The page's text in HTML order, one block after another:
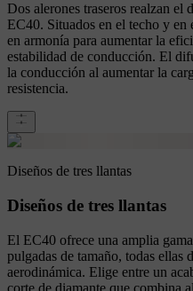
Dos alerones traseros realzan el
EC40. Situados en el techo y en
en armonía para aumentar la
estabilidad de conducción. El
la conducción al aumentar la
resistencia.
Diseños de tres llantas
Diseños de tres llantas
El EC40 ofrece una amplia
pulgadas de tamaño, todas ellas
aerodinámica. Elige entre un
corte de diamante que combina